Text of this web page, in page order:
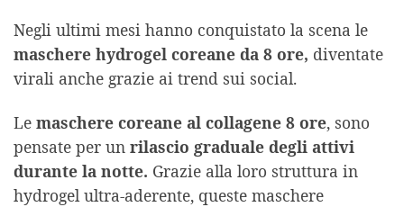
Negli ultimi mesi hanno conquistato la scena le
maschere hydrogel coreane da 8 ore, diventate
virali anche grazie ai trend sui social.
Le maschere coreane al collagene 8 ore, sono
pensate per un rilascio graduale degli attivi
durante la notte. Grazie alla loro struttura in
hydrogel ultra-aderente, queste maschere